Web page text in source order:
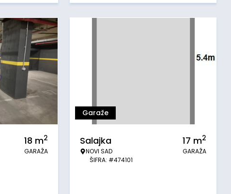
18 m2
GARAŽA
Garaže
Salajka
NOVI SAD
ŠIFRA: #474101
17 m2
GARAŽA